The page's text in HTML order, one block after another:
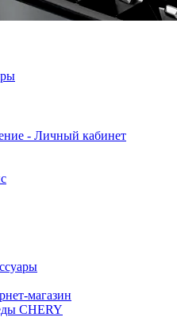
- Личный кабинет
магазин
CHERY